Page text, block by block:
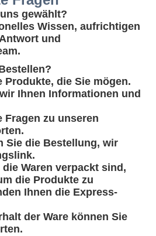
gewählt?
Wissen, aufrichtigen
und
Produkte, die Sie mögen.
Ihnen Informationen und
Fragen zu unseren
Sie die Bestellung, wir
Waren verpackt sind,
die Produkte zu
Ihnen die Express-
der Ware können Sie